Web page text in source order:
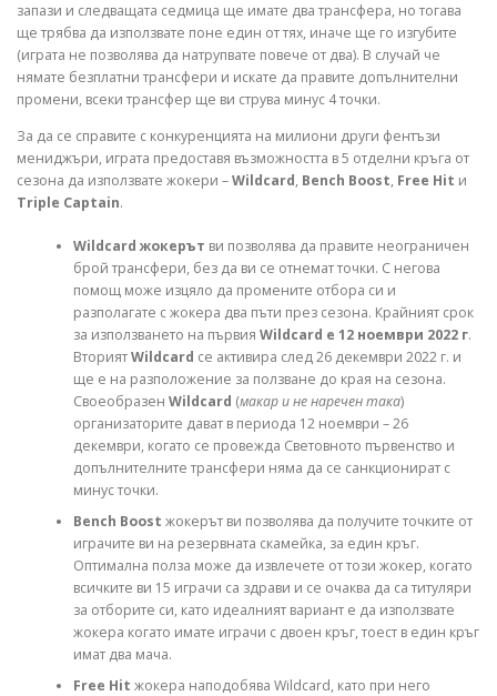
запази и следващата седмица ще имате два трансфера, но тогава
ще трябва да използвате поне един от тях, иначе ще го изгубите
(играта не позволява да натрупвате повече от два). В случай че
нямате безплатни трансфери и искате да правите допълнителни
промени, всеки трансфер ще ви струва минус 4 точки.
За да се справите с конкуренцията на милиони други фентъзи
мениджъри, играта предоставя възможността в 5 отделни кръга от
сезона да използвате жокери –Wildcard, Bench Boost, Free Hit и
Triple Captain.
Wildcard жокерът ви позволява да правите неограничен
брой трансфери, без да ви се отнемат точки. С негова
помощ може изцяло да промените отбора си и
разполагате с жокера два пъти през сезона. Крайният срок
за използването на първия Wildcard e 12 ноември 2022 г.
ВториятWildcard се активира след 26 декември 2022 г. и
ще е на разположение за ползване до края на сезона.
Своеобразен Wildcard (макар и не наречен така)
организаторите дават в периода 12 ноември – 26
декември, когато се провежда Световното първенство и
допълнителните трансфери няма да се санкционират с
минус точки.
Bench Boost жокерът ви позволява да получите точките от
играчите ви на резервната скамейка, за един кръг.
Оптимална полза може да извлечете от този жокер, когато
всичките ви 15 играчи са здрави и се очаква да са титуляри
за отборите си, като идеалният вариант е да използвате
жокера когато имате играчи с двоен кръг, тоест в един кръг
имат два мача.
Free Hit жокера наподобява Wildcard, като при него